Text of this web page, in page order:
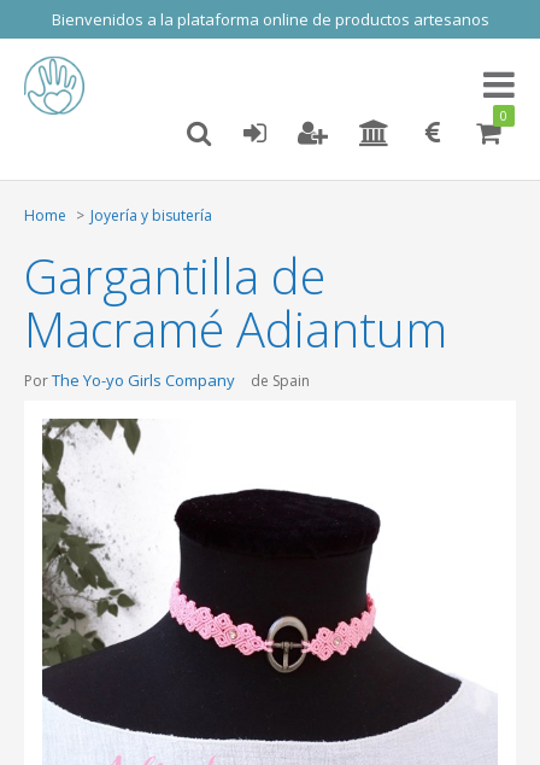
Bienvenidos a la plataforma online de productos artesanos
Toggle
0
Home Joyería y bisutería
Gargantilla de
Macramé Adiantum
PorThe Yo-yo Girls Company de Spain